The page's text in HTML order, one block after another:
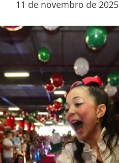
11 de novembro de 2025